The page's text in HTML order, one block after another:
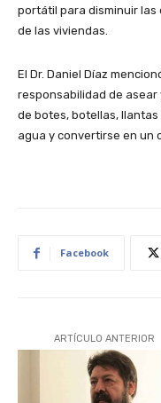
portátil para disminuir
de las viviendas.
El Dr. Daniel Díaz
responsabilidad de asear
de botes, botellas,
agua y convertirse en un
Facebook
ARTÍCULO ANTERIOR